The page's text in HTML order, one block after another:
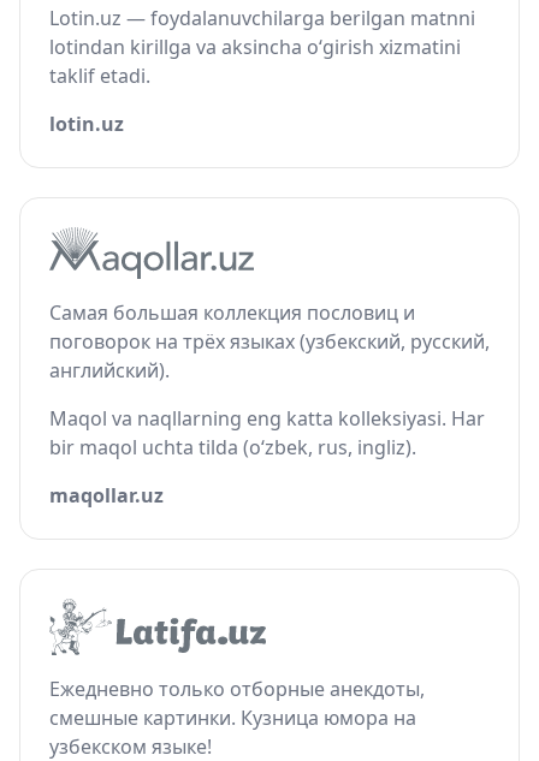
Lotin.uz — foydalanuvchilarga berilgan matnni
lotindan kirillga va aksincha o‘girish xizmatini
taklif etadi.
lotin.uz
Самая большая коллекция пословиц и
поговорок на трёх языках (узбекский, русский,
английский).
Maqol va naqllarning eng katta kolleksiyasi. Har
bir maqol uchta tilda (o‘zbek, rus, ingliz).
maqollar.uz
Ежедневно только отборные анекдоты,
смешные картинки. Кузница юмора на
узбекском языке!